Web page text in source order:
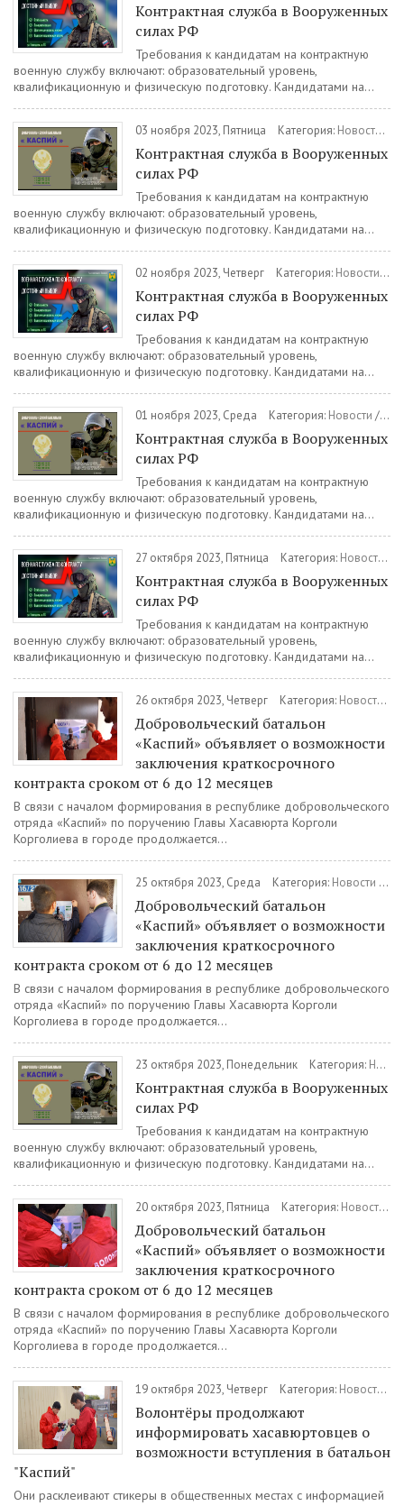
Контрактная служба в Вооруженных
силах РФ
Требования к кандидатам на контрактную
военную службу включают: образовательный уровень,
квалификационную и физическую подготовку. Кандидатами на...
03 ноября 2023, Пятница Категория: Новости /
Контрактная служба в Вооруженных
силах РФ
Требования к кандидатам на контрактную
военную службу включают: образовательный уровень,
квалификационную и физическую подготовку. Кандидатами на...
02 ноября 2023, Четверг Категория: Новости/
Контрактная служба в Вооруженных
силах РФ
Требования к кандидатам на контрактную
военную службу включают: образовательный уровень,
квалификационную и физическую подготовку. Кандидатами на...
01 ноября 2023, Среда Категория: Новости /
Контрактная служба в Вооруженных
силах РФ
Требования к кандидатам на контрактную
военную службу включают: образовательный уровень,
квалификационную и физическую подготовку. Кандидатами на...
27 октября 2023, Пятница Категория: Новости /
Контрактная служба в Вооруженных
силах РФ
Требования к кандидатам на контрактную
военную службу включают: образовательный уровень,
квалификационную и физическую подготовку. Кандидатами на...
26 октября 2023, Четверг Категория: Новости /
Добровольческий батальон
«Каспий» объявляет о возможности
заключения краткосрочного
контракта сроком от 6 до 12 месяцев
В связи с началом формирования в республике добровольческого
отряда «Каспий» по поручению Главы Хасавюрта Корголи
Корголиева в городе продолжается...
25 октября 2023, Среда Категория: Новости
Добровольческий батальон
«Каспий» объявляет о возможности
заключения краткосрочного
контракта сроком от 6 до 12 месяцев
В связи с началом формирования в республике добровольческого
отряда «Каспий» по поручению Главы Хасавюрта Корголи
Корголиева в городе продолжается...
23 октября 2023, Понедельник Категория: Новости
Контрактная служба в Вооруженных
силах РФ
Требования к кандидатам на контрактную
военную службу включают: образовательный уровень,
квалификационную и физическую подготовку. Кандидатами на...
20 октября 2023, Пятница Категория: Новости /
Добровольческий батальон
«Каспий» объявляет о возможности
заключения краткосрочного
контракта сроком от 6 до 12 месяцев
В связи с началом формирования в республике добровольческого
отряда «Каспий» по поручению Главы Хасавюрта Корголи
Корголиева в городе продолжается...
19 октября 2023, Четверг Категория: Новости /
Волонтёры продолжают
информировать хасавюртовцев о
возможности вступления в батальон
"Каспий"
Они расклеивают стикеры в общественных местах с информацией